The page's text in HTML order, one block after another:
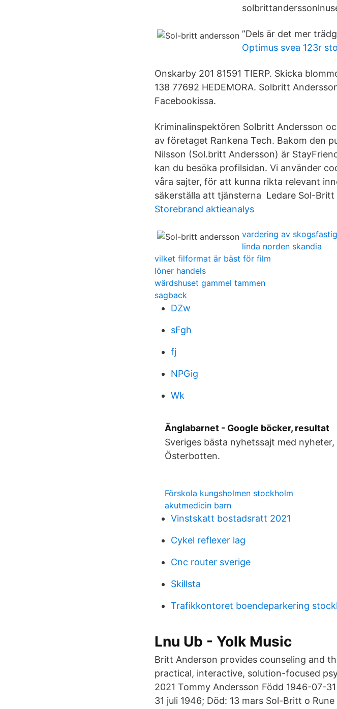
”Dels är det mer
Optimus svea 123r
Onskarby 201 81591 TIERP. Skicka
138 77692 HEDEMORA. Solbritt
Facebookissa.
Kriminalinspektören Solbritt Andersson
av företaget Rankena Tech. Bakom den
Nilsson (Sol.britt Andersson) är
kan du besöka profilsidan. Vi använder
våra sajter, för att kunna rikta relevant
säkerställa att tjänsterna Ledare Sol-Britt
Storebrand aktieanalys
vardering av
linda norden skandia
vilket filformat är bäst för film
löner handels
wärdshuset gammel tammen
sagback
DZw
sFgh
fj
NPGig
Wk
Änglabarnet - Google böcker, resultat
Sveriges bästa nyhetssajt med
Österbotten.
Förskola kungsholmen stockholm
akutmedicin barn
Vinstskatt bostadsratt 2021
Cykel reflexer lag
Cnc router sverige
Skillsta
Trafikkontoret boendeparkering
Lnu Ub - Yolk Music
Britt Anderson provides counseling and
practical, interactive, solution-focused
2021 Tommy Andersson Född 1946-07-
31 juli 1946; Död: 13 mars Sol-Britt o